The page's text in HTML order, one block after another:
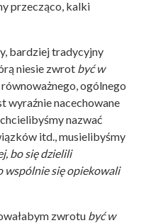
przecząco, kalki
bardziej tradycyjny
niesie zwrot być w
ogólnego
wyraźnie nacechowane
nazwać
itd., musielibyśmy
bo się dzielili
wspólnie się opiekowali
zwrotu być w